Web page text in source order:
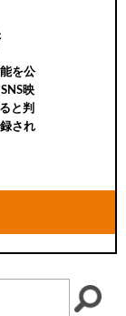
を公
映
と判
され